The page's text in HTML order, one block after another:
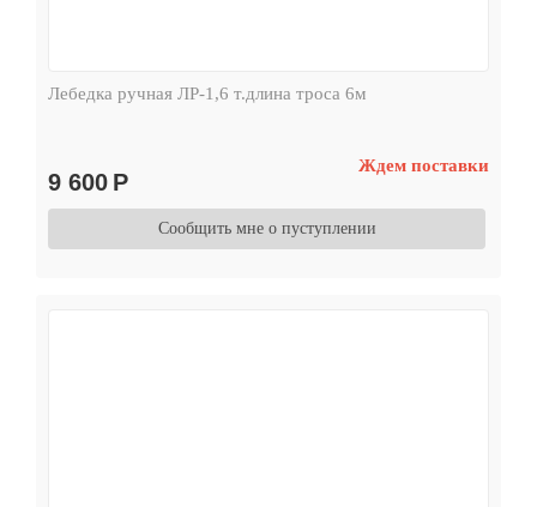
Лебедка ручная ЛР-1,6 т.длина троса 6м
9 600 Р
Ждем поставки
Сообщить мне о пуступлении